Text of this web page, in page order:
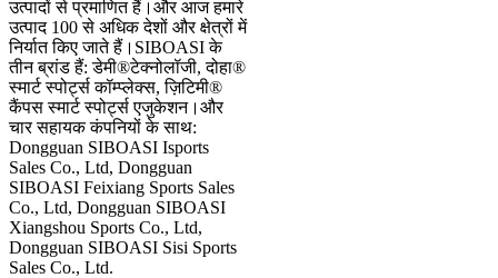
उत्पादों से प्रमाणित हैं।और आज हमारे
उत्पाद 100 से अधिक देशों और क्षेत्रों में
निर्यात किए जाते हैं।SIBOASI के
तीन ब्रांड हैं: डेमी®टेक्नोलॉजी, दोहा®
स्मार्ट स्पोर्ट्स कॉम्प्लेक्स, ज़िटिमी®
कैंपस स्मार्ट स्पोर्ट्स एजुकेशन।और
चार सहायक कंपनियों के साथ:
Dongguan SIBOASI Isports
Sales Co., Ltd, Dongguan
SIBOASI Feixiang Sports Sales
Co., Ltd, Dongguan SIBOASI
Xiangshou Sports Co., Ltd,
Dongguan SIBOASI Sisi Sports
Sales Co., Ltd.